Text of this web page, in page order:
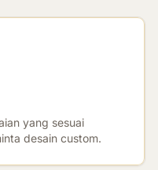
yang sesuai
desain custom.